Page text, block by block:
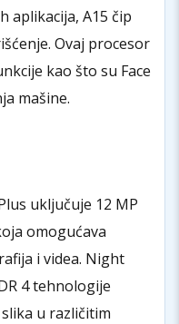
aplikacija, A15 čip
Ovaj procesor
kao što su Face
mašine.
uključuje 12 MP
omogućava
i videa. Night
4 tehnologije
u različitim